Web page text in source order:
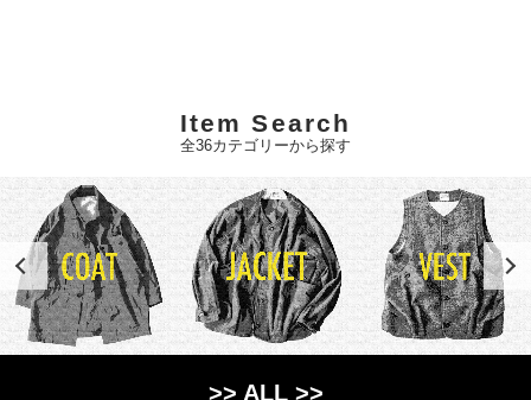
Item Search
全36カテゴリーから探す
>> ALL >>